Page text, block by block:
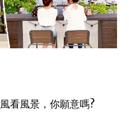
看風景，你願意嗎?